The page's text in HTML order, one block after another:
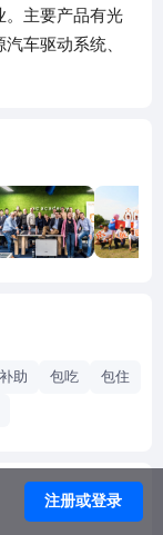
。主要产品有光
车驱动系统、
于提供全球一
的动力源，培
的专业研发队
目，主持起草了
项自主核心技术
CSA等多家国
超1亿千瓦。
商标”、中国新能
“守合同重信
助 包吃
包住
注册或登录